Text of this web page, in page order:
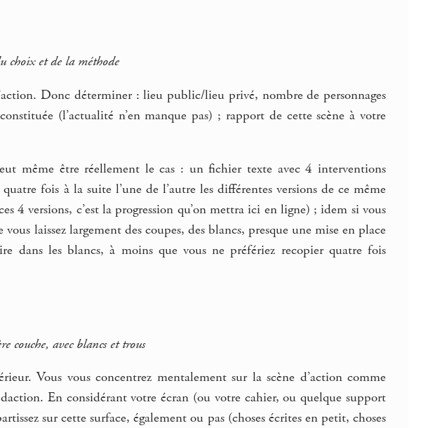
choix et de la méthode
Donc déterminer : lieu public/lieu privé, nombre de personnages
(l’actualité n’en manque pas) ; rapport de cette scène à votre
même être réellement le cas : un fichier texte avec 4 interventions
fois à la suite l’une de l’autre les différentes versions de ce même
4 versions, c’est la progression qu’on mettra ici en ligne) ; idem si vous
laissez largement des coupes, des blancs, presque une mise en place
dans les blancs, à moins que vous ne préfériez recopier quatre fois
couche, avec blancs et trous
Vous vous concentrez mentalement sur la scène d’action comme
En considérant votre écran (ou votre cahier, ou quelque support
sur cette surface, également ou pas (choses écrites en petit, choses